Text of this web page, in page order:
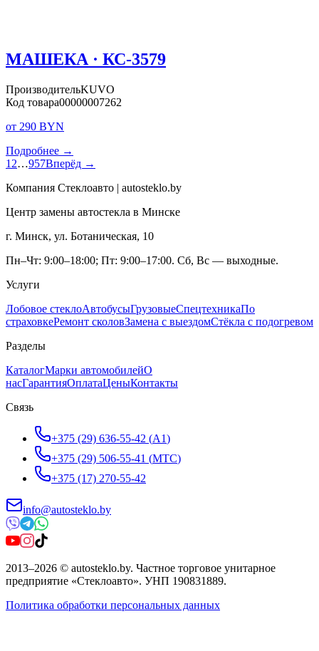
МАШЕКА · КС-3579
ПроизводительKUVO
Код товара00000007262
от 290 BYN
Подробнее →
1 2…957Вперёд →
Компания Стеклоавто | autosteklo.by
Центр замены автостекла в Минске
г. Минск, ул. Ботаническая, 10
Пн–Чт: 9:00–18:00; Пт: 9:00–17:00. Сб, Вс — выходные.
Услуги
Лобовое стеклоАвтобусыГрузовыеСпецтехникаПо
страховкеРемонт сколовЗамена с выездомСтёкла с подогревом
Разделы
КаталогМарки автомобилейО
насГарантияОплатаЦеныКонтакты
Связь
+375 (29) 636-55-42 (A1)
+375 (29) 506-55-41 (МТС)
+375 (17) 270-55-42
info@autosteklo.by
2013–2026 © autosteklo.by. Частное торговое унитарное
предприятие «Стеклоавто». УНП 190831889.
Политика обработки персональных данных